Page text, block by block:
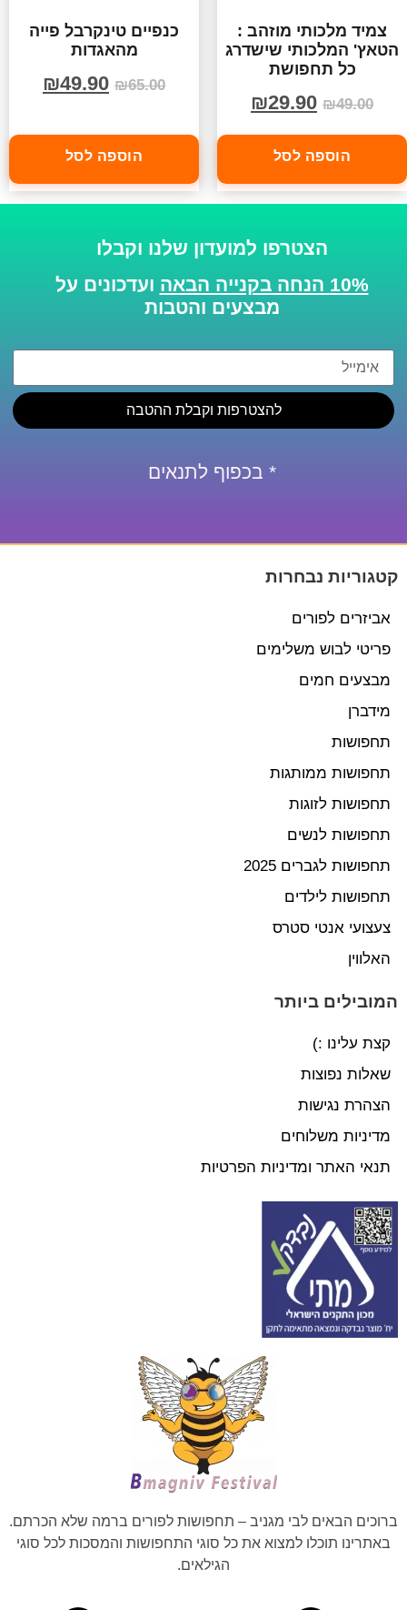
צמיד מלכותי מוזהב :
הטאץ' המלכותי שישדרג
כל תחפושת
₪49.00
₪29.90
הוספה לסל
כנפיים טינקרבל פייה
מהאגדות
₪65.00
₪49.90
הוספה לסל
הצטרפו למועדון שלנו וקבלו
10% הנחה בקנייה הבאה
ועדכונים על
מבצעים והטבות
להצטרפות וקבלת ההטבה
* בכפוף לתנאים
קטגוריות נבחרות
אביזרים לפורים
פריטי לבוש משלימים
מבצעים חמים
מידברן
תחפושות
תחפושות ממותגות
תחפושות לזוגות
תחפושות לנשים
תחפושות לגברים 2025
תחפושות לילדים
צעצועי אנטי סטרס
האלווין
המובילים ביותר
קצת עלינו :)
שאלות נפוצות
הצהרת נגישות
מדיניות משלוחים
תנאי האתר ומדיניות הפרטיות
ברוכים הבאים לבי מגניב – תחפושות לפורים ברמה שלא הכרתם.
באתרינו תוכלו למצוא את כל סוגי התחפושות והמסכות לכל סוגי
הגילאים.